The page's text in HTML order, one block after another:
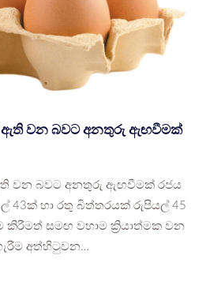
ඇති වන බවට අනතුරු ඇඟවීමක්
වන බවට අනතුරු ඇඟවීමක් රජය
43ක් හා රතු බිත්තරයක් රුපියල් 45
සමඟ වහාම ක්‍රියාත්මක වන
අත්හිටුවන…